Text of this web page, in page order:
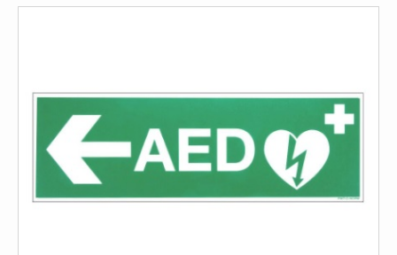
Trainingen
Bedrijfsnoodplannen
Plattegronden